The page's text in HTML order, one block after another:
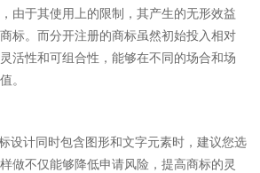
由于其使用上的限制，其产生的无形效益
标。而分开注册的商标虽然初始投入相对
活性和可组合性，能够在不同的场合和场
。
设计同时包含图形和文字元素时，建议您选
做不仅能够降低申请风险，提高商标的灵